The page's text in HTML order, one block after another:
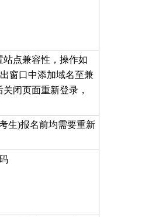
站点兼容性，操作如
窗口中添加域名至兼
闭页面重新登录，
生)报名前均需要重新